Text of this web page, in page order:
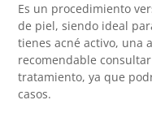
Es un procedimiento
de piel, siendo ideal
tienes acné activo, una
recomendable
tratamiento, ya que
casos.